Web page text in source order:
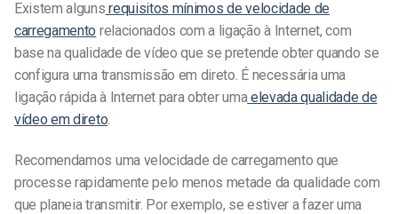
Existem alguns requisitos mínimos de velocidade de
carregamento relacionados com a ligação à Internet, com
base na qualidade de vídeo que se pretende obter quando se
configura uma transmissão em direto. É necessária uma
ligação rápida à Internet para obter umaelevada qualidade de
vídeo em direto.
Recomendamos uma velocidade de carregamento que
processe rapidamente pelo menos metade da qualidade com
que planeia transmitir. Por exemplo, se estiver a fazer uma